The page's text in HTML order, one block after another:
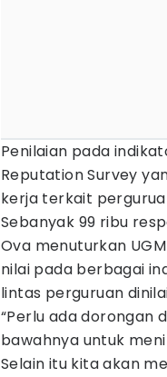
Penilaian pada
Reputation Survey
kerja terkait
Sebanyak 99 ribu
Ova menuturkan
nilai pada berbagai
lintas perguruan
“Perlu ada dorongan
bawahnya untuk
Selain itu kita akan